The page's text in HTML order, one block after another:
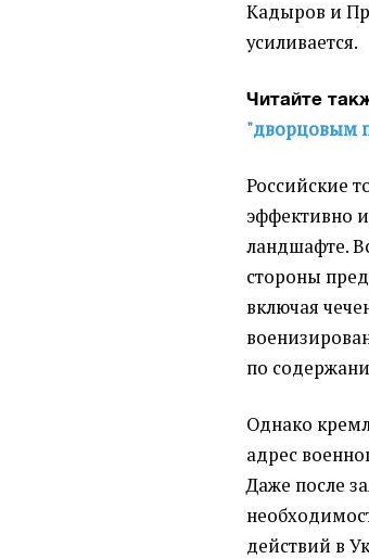
Кадыров и
усиливается.
Читайте
"дворцовым
Российские
эффективно
ландшафте.
стороны
включая
по
Однако
адрес
Даже после
действий в